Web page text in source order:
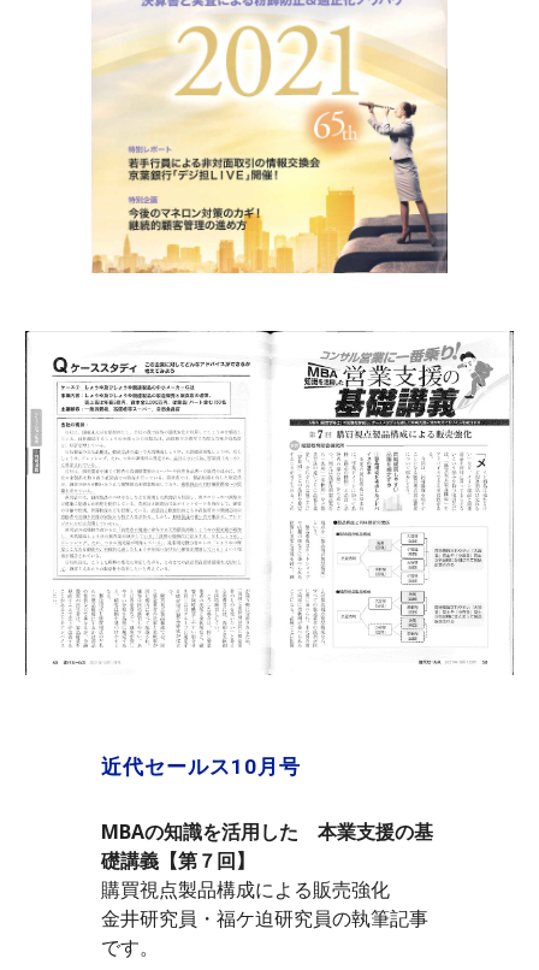
近代セールス10 月号
MBAの知識を活用した　本業支援の基
礎講義【第７回】
購買視点製品構成による販売強化
金井研究員・福ケ迫研究員の執筆記事
です。